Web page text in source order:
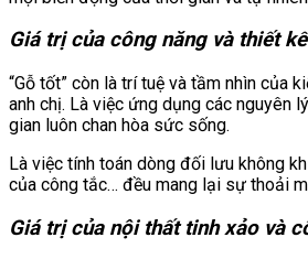
Giá trị của công năng và thiết
“Gỗ tốt” còn là trí tuệ và tầm nhìn của
anh chị. Là việc ứng dụng các nguyên
gian luôn chan hòa sức sống.
Là việc tính toán dòng đối lưu không
của công tắc… đều mang lại sự thoải
Giá trị của nội thất tinh xảo và